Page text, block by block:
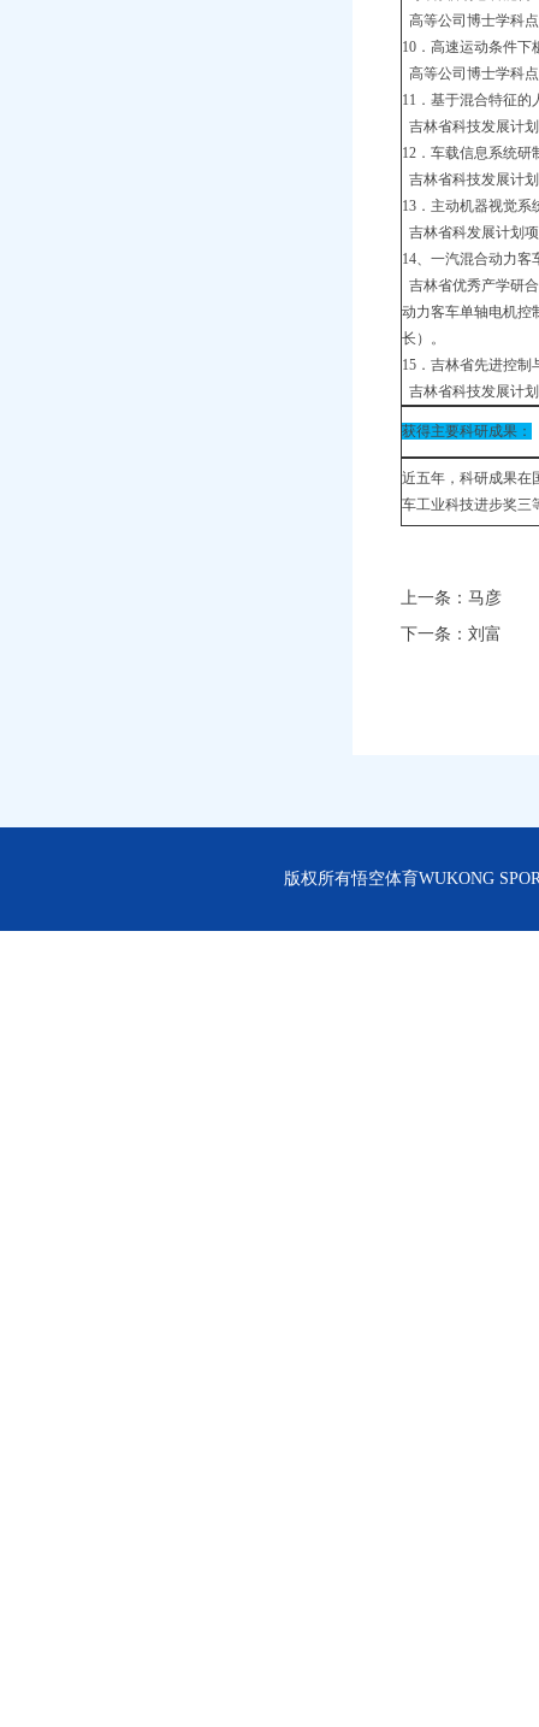
高等公司博士学科
10．高速运动条件下
高等公司博士学科
11．基于混合特征的
吉林省科技发展计
12．车载信息系统研
吉林省科技发展计
13．主动机器视觉系
吉林省科发展计划
14、一汽混合动力客
吉林省优秀产学研
动力客车单轴电机控
长）。
15．吉林省先进控制
吉林省科技发展计
获得主要科研成果：
近五年，科研成果在
车工业科技进步奖
上一条： 马彦
下一条： 刘富
版权所有悟空体育WUKONG